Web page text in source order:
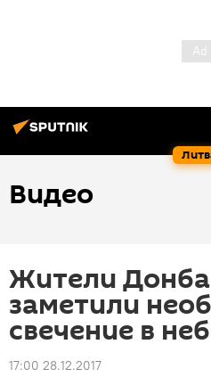
Видео
Жители
заметили
свечение в
17:00 28.12.2017